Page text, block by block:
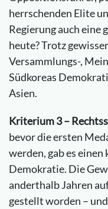
herrschenden Elite
Regierung auch eine
heute? Trotz
Versammlungs-,
Südkoreas
Asien.
Kriterium 3 –
bevor die ersten
werden, gab es einen
Demokratie. Die
anderthalb Jahren
gestellt worden –